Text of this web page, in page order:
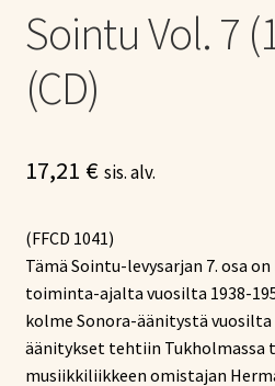
Sointu Vol. 7
(CD)
17,21 € sis. alv.
(FFCD 1041)
Tämä Sointu-levysarjan 7. osa
toiminta-ajalta vuosilta 1938-
kolme Sonora-äänitystä vuosilta
äänitykset tehtiin Tukholmassa
musiikkiliikkeen omistajan